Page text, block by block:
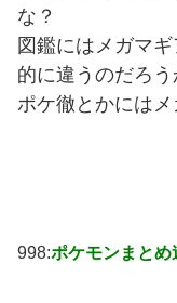
な？
図鑑にはメガマ
的に違うのだろう
ポケ徹とかには
998:ポケモンまとめ